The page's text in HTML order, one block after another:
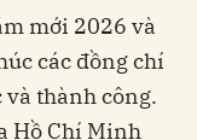
mới 2026 và
các đồng chí
thành công.
Hồ Chí Minh